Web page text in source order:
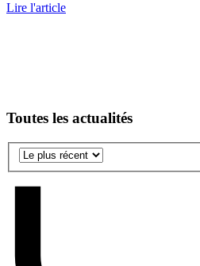
Lire l'article
Toutes les actualités